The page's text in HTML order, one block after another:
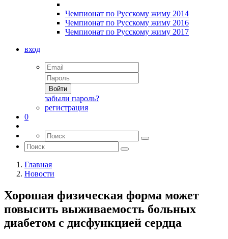
Чемпионат по Русскому жиму 2014
Чемпионат по Русскому жиму 2016
Чемпионат по Русскому жиму 2017
вход
Войти
забыли пароль?
регистрация
0
Главная
Новости
Хорошая физическая форма может
повысить выживаемость больных
диабетом с дисфункцией сердца